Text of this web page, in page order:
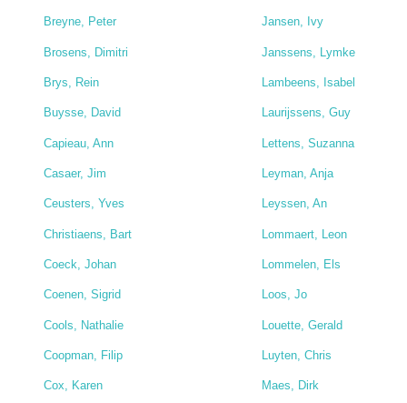
Breyne, Peter
Brosens, Dimitri
Brys, Rein
Buysse, David
Capieau, Ann
Casaer, Jim
Ceusters, Yves
Christiaens, Bart
Coeck, Johan
Coenen, Sigrid
Cools, Nathalie
Coopman, Filip
Cox, Karen
Jansen, Ivy
Janssens, Lymke
Lambeens, Isabel
Laurijssens, Guy
Lettens, Suzanna
Leyman, Anja
Leyssen, An
Lommaert, Leon
Lommelen, Els
Loos, Jo
Louette, Gerald
Luyten, Chris
Maes, Dirk